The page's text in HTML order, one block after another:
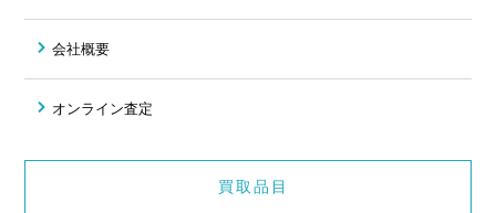
会社概要
オンライン査定
買取品目